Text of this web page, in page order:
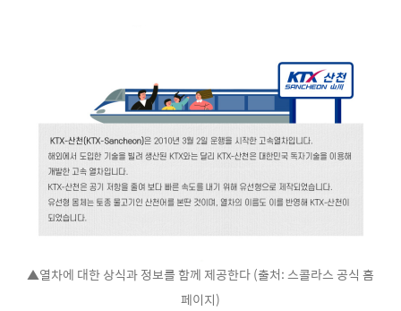
▲열차에 대한 상식과 정보를 함께 제공한다 (출처: 스콜라스 공식 홈
페이지)